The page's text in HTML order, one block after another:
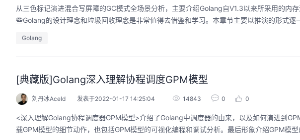
从三色标记演进混合写屏障的GC模式全场景分析，主要介绍Golang自V1.3以来所采用的内
些Golang的设计理念和垃圾回收理念是非常值得去借鉴和学习。本章节主要以推演的形式逐
Golang
[典藏版]Golang深入理解协程调度GPM模型
刘丹冰Aceld 发表于2022-01-17 14:25:04 14843 0 0
<深入理解Golang协程调度器GPM模型>介绍了Golang中调度器的由来，以及如何演进到
载GPM模型的细节动作，也包括GPM模型的可视化编程和调试分析。最后形象介绍GPM模型